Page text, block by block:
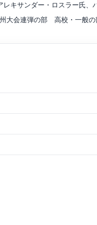
講師。北九州グランフィル
キサンダー・ロスラー氏
大会連弾の部 高校・一般
ンジを手掛けた日本の四季
業のグリーンオペラ「な